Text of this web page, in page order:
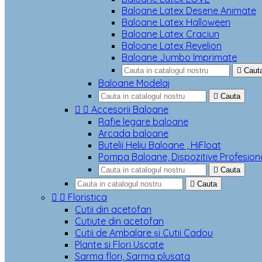
Baloane Latex Desene Animate
Baloane Latex Halloween
Baloane Latex Craciun
Baloane Latex Revelion
Baloane Jumbo Imprimate

Baloane Modelaj
 Cauta
  Accesorii Baloane
Rafie legare baloane
Arcada baloane
Butelii Heliu Baloane , HiFloat
Pompa Baloane, Dispozitive
 Cauta
 Cauta
  Floristica
Cutii din acetofan
Cutiute din acetofan
Cutii de Ambalare și Cutii Cadou
Plante si Flori Uscate
Sarma flori, Sarma plusata